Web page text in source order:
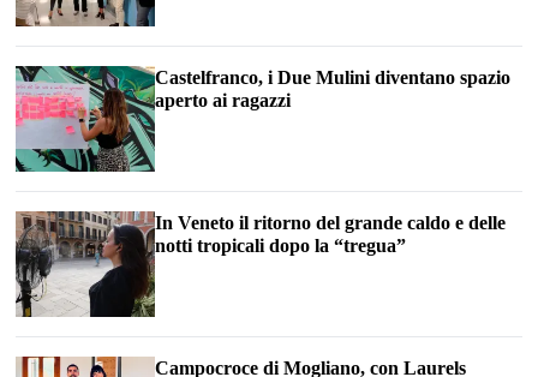
Castelfranco, i Due Mulini diventano spazio
aperto ai ragazzi
In Veneto il ritorno del grande caldo e delle
notti tropicali dopo la “tregua”
Campocroce di Mogliano, con Laurels